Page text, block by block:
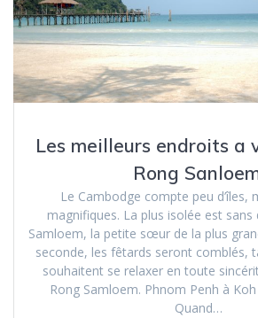
Les meilleurs endroits a
Rong
Le Cambodge compte peu d’îles,
magnifiques. La plus isolée est
Samloem, la petite sœur de la plus
seconde, les fêtards seront comblés,
souhaitent se relaxer en toute
Rong Samloem. Phnom Penh à
Quand…